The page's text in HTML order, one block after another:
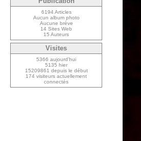
6194 Articles
Aucun album photo
Aucune brève
14 Sites Web
15 Auteurs
Visites
5366 aujourd’hui
5135 hier
15209861 depuis le début
174 visiteurs actuellement
connectés